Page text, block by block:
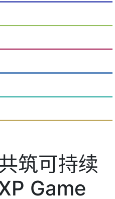
筑可持续
Game